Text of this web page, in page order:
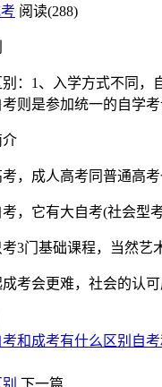
阅读(288)
1、入学方式不同，自
则是参加统一的自学
成人高考同普通高考
它有大自考(社会型考
门基础课程，当然艺术
会更难，社会的认可
考和成考有什么区别 自
下一篇